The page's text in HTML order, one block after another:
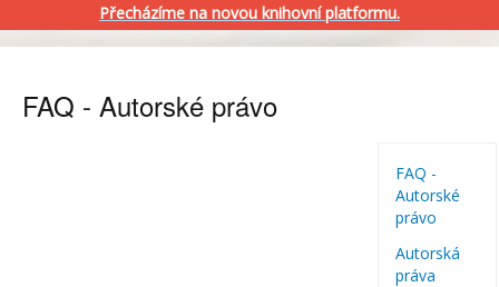
Přecházíme na novou knihovní platformu.
FAQ - Autorské právo
FAQ -
Autorské
právo
Autorská
práva